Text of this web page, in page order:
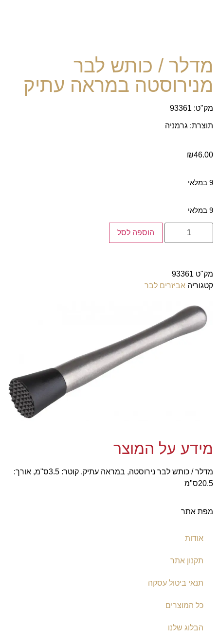
מדלר / כותש לבר
מנירוסטה במראה עתיק
מק"ט: 93361
תוצרת: גרמניה
₪46.00
9 במלאי
9 במלאי
הוספה לסל
מק"ט 93361
קטגוריה אביזרים לבר
מידע על המוצר
מדלר / כותש לבר נירוסטה, במראה עתיק. קוטר: 3.5ס"מ, אורך:
20.5ס"מ
מפת אתר
אודות
תקנון אתר
תנאי ביטול עסקה
כל המוצרים
הבלוג שלנו